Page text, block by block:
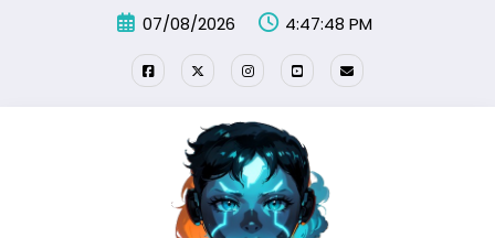
07/08/2026 4:47:49 PM